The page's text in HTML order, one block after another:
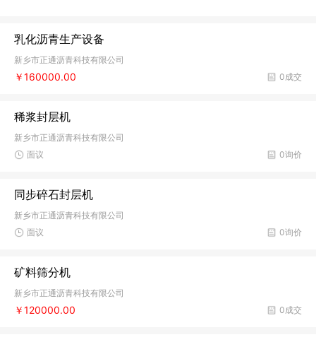
乳化沥青生产设备
新乡市正通沥青科技有限公司
0成交
￥160000.00
稀浆封层机
新乡市正通沥青科技有限公司
0询价
面议
同步碎石封层机
新乡市正通沥青科技有限公司
0询价
面议
矿料筛分机
新乡市正通沥青科技有限公司
0成交
￥120000.00